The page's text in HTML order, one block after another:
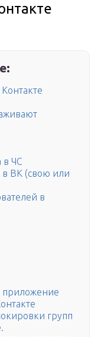
в ЧС
в ВК (свою или
в
приложение
групп